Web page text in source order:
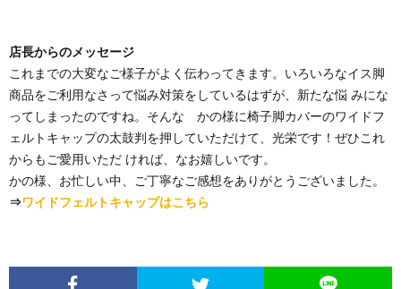
店長からのメッセージ
これまでの大変なご様子がよく伝わってきます。いろいろなイス脚
商品をご利用なさって悩み対策をしているはずが、新たな悩 みにな
ってしまったのですね。そんな かの様に椅子脚カバーのワイドフ
ェルトキャップの太鼓判を押していただけて、光栄です！ぜひこれ
からもご愛用いただ ければ、なお嬉しいです。
かの様、お忙しい中、ご丁寧なご感想をありがとうございました。
⇒ワイドフェルトキャップはこちら